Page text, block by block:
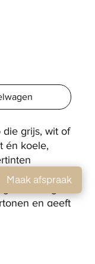
die grijs, wit of
én koele,
gele
en geeft